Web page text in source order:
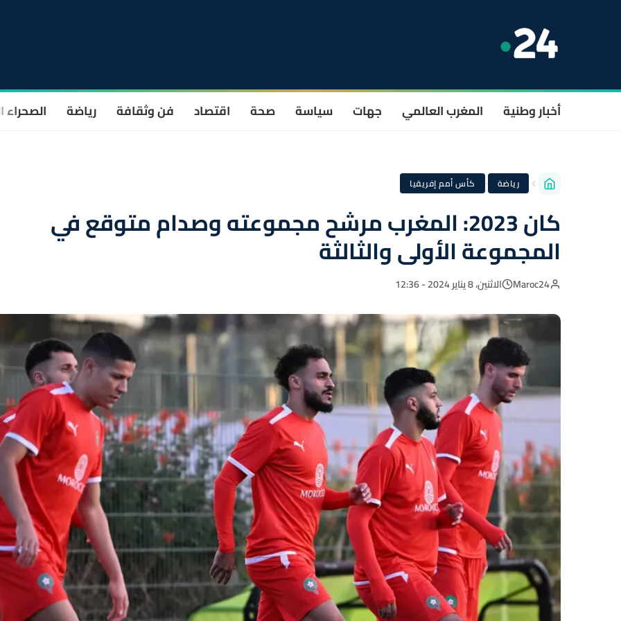
أخبار وطنية المغرب العالمي جهات سياسة صحة اقتصاد فن وثقافة رياضة الصحراء
رياضة · كأس أمم إفريقيا
كان 2023: المغرب مرشح مجموعته وصدام متوقع في
المجموعة الأولى والثالثة
Maroc24 الاثنين، 8 يناير 2024 - 12:36